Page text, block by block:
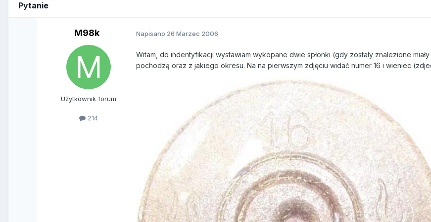
Pytanie
M98k
Użytkownik forum
214
Napisano 26 Marzec 2006
Witam, do indentyfikacji wystawiam wykopane dwie spłonki (gdy zostały znalezione
pochodzą oraz z jakiego okresu. Na na pierwszym zdjęciu widać numer 16 i wieniec